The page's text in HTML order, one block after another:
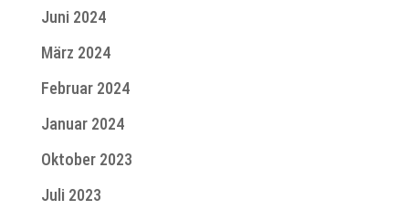
Juni 2024
März 2024
Februar 2024
Januar 2024
Oktober 2023
Juli 2023